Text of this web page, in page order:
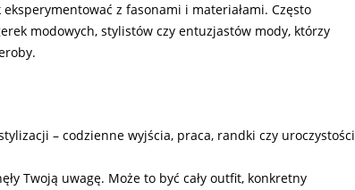
z fasonami i materiałami. Często
modowych, stylistów czy entuzjastów mody, którzy
– codzienne wyjścia, praca, randki czy uroczystości
Twoją uwagę. Może to być cały outfit, konkretny